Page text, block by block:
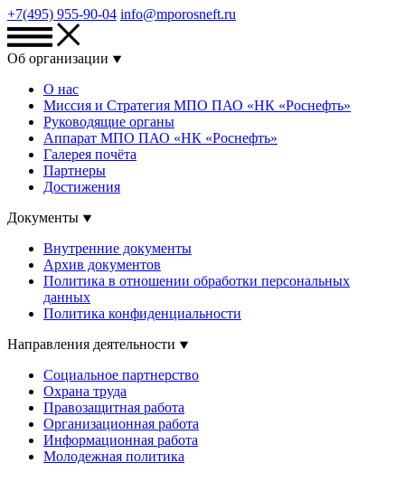
+7(495) 955-90-04 info@mporosneft.ru
Об организации
О нас
Миссия и Стратегия МПО ПАО «НК «Роснефть»
Руководящие органы
Аппарат МПО ПАО «НК «Роснефть»
Галерея почёта
Партнеры
Достижения
Документы
Внутренние документы
Архив документов
Политика в отношении обработки персональных
данных
Политика конфиденциальности
Направления деятельности
Социальное партнерство
Охрана труда
Правозащитная работа
Организационная работа
Информационная работа
Молодежная политика